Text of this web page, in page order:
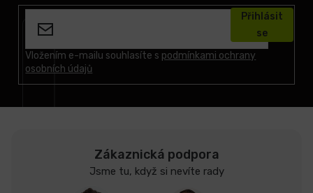
Vložením e-mailu souhlasíte s podmínkami ochrany
osobních údajů
Přihlásit
se
Zákaznická podpora
Jsme tu, když si nevíte rady